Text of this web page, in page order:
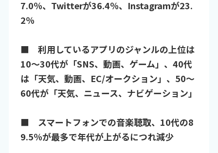
7.0％、Twitterが36.4％、Instagramが23.
2％
■ 利用しているアプリのジャンルの上位は
10～30代が「SNS、動画、ゲーム」、40代
は「天気、動画、EC/オークション」、50～
60代が「天気、ニュース、ナビゲーション」
■ スマートフォンでの音楽聴取、10代の8
9.5％が最多で年代が上がるにつれ減少